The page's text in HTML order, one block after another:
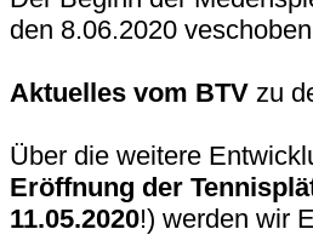
den 8.06.2020
Aktuelles vom BTV zu
Über die weitere
Eröffnung der
11.05.2020!) werden wir